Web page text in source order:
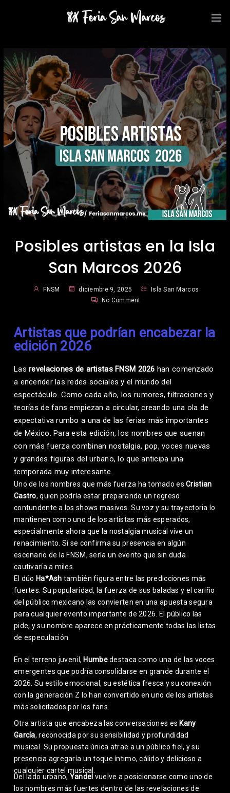
Posibles artistas en la Isla
San Marcos 2026
FNSM diciembre 9, 2025
Isla San Marcos
No Comment
Artistas que podrían encabezar la
edición 2026
Lasrevelaciones de artistas FNSM 2026 han comenzado
a encender las redes sociales y el mundo del
espectáculo. Como cada año, los rumores, filtraciones y
teorías de fans empiezan a circular, creando una ola de
expectativa rumbo a una de las ferias más importantes
de México. Para esta edición, los nombres que suenan
con más fuerza combinan nostalgia, pop, voces nuevas
y grandes figuras del urbano, lo que anticipa una
temporada muy interesante.
Uno de los nombres que más fuerza ha tomado esCristian
Castro, quien podría estar preparando un regreso
contundente a los shows masivos. Su voz y su trayectoria lo
mantienen como uno de los artistas más esperados,
especialmente ahora que la nostalgia musical vive un
renacimiento. Si se confirma su presencia en algún
escenario de la FNSM, sería un evento que sin duda
cautivaría a miles.
El dúo Ha*Ash también figura entre las predicciones más
fuertes. Su popularidad, la fuerza de sus baladas y el cariño
del público mexicano las convierten en una apuesta segura
para cualquier evento importante de 2026. El público las
pide, y su nombre aparece en prácticamente todas las listas
de especulación.
En el terreno juvenil, Humbedestaca como una de las voces
emergentes que podría consolidarse en grande durante el
2026. Su estilo emocional, su estética fresca y su conexión
con la generación Z lo han convertido en uno de los artistas
más solicitados por los fans.
Otra artista que encabeza las conversaciones es Kany
García, reconocida por su sensibilidad y profundidad
musical. Su propuesta única atrae a un público fiel, y su
presencia agregaría un toque íntimo, cálido y delicioso a
cualquier cartel musical.
Del lado urbano, Yandel vuelve a posicionarse como uno de
los nombres más fuertes dentro de las revelaciones de